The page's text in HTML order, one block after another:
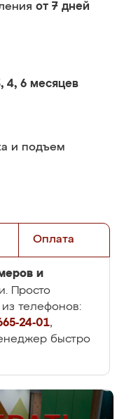
от 7 дней
4, 6 месяцев
и подъем
Оплата
и
Просто
телефонов:
24-01,
быстро